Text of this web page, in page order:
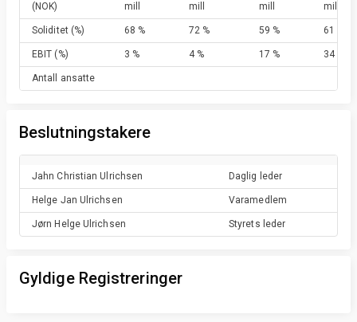
(NOK)
mill
mill
mill
mill
Soliditet (%) 68 % 72 % 59 % 61 %
EBIT (%) 3 % 4 % 17 % 34 %
Antall ansatte
Beslutningstakere
Jahn Christian Ulrichsen Daglig leder
Helge Jan Ulrichsen Varamedlem
Jørn Helge Ulrichsen Styrets leder
Gyldige Registreringer